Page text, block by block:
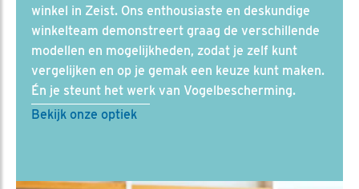
winkel in Zeist. Ons enthousiaste en deskundige
winkelteam demonstreert graag de verschillende
modellen en mogelijkheden, zodat je zelf kunt
vergelijken en op je gemak een keuze kunt maken.
Én je steunt het werk van Vogelbescherming.
Bekijk onze optiek